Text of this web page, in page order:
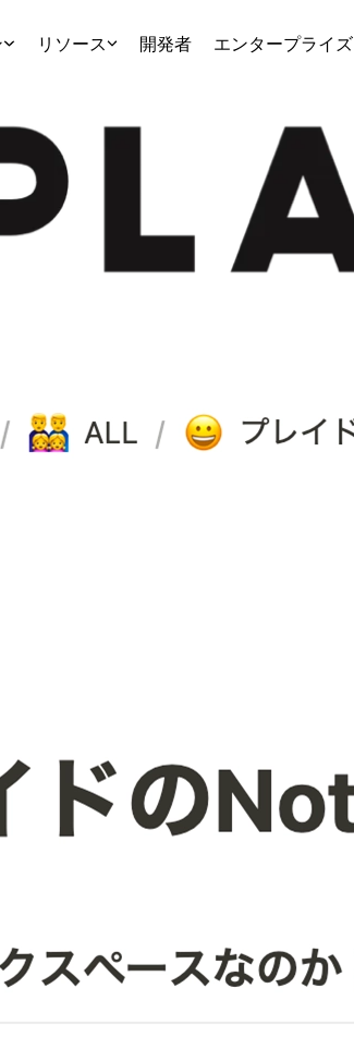
リソース 開発者 エンタープライズ